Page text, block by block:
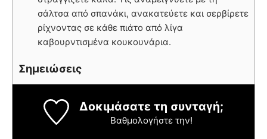
σάλτσα από σπανάκι, ανακατεύετε και σερβίρετε
ρίχνοντας σε κάθε πιάτο από λίγα
καβουρντισμένα κουκουνάρια.
Σημειώσεις
Δοκιμάσατε τη συνταγή;
Βαθμολογήστε την!